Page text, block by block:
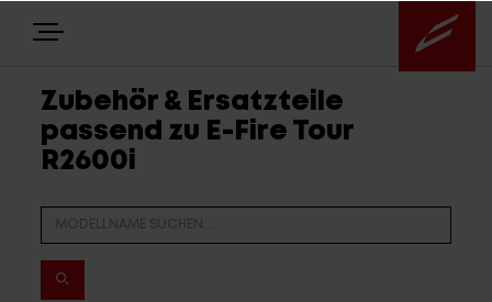
E-BIKES
Zubehör & Ersatzteile
passend zu E-Fire Tour
R2600i